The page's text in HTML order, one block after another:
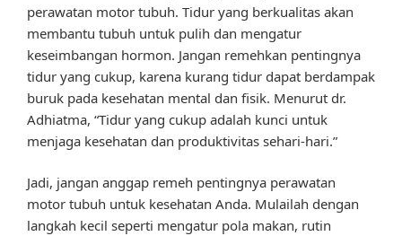
perawatan motor tubuh. Tidur yang berkualitas akan
membantu tubuh untuk pulih dan mengatur
keseimbangan hormon. Jangan remehkan pentingnya
tidur yang cukup, karena kurang tidur dapat berdampak
buruk pada kesehatan mental dan fisik. Menurut dr.
Adhiatma, “Tidur yang cukup adalah kunci untuk
menjaga kesehatan dan produktivitas sehari-hari.”
Jadi, jangan anggap remeh pentingnya perawatan
motor tubuh untuk kesehatan Anda. Mulailah dengan
langkah kecil seperti mengatur pola makan, rutin